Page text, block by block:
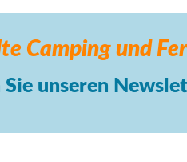
Camping und
unseren